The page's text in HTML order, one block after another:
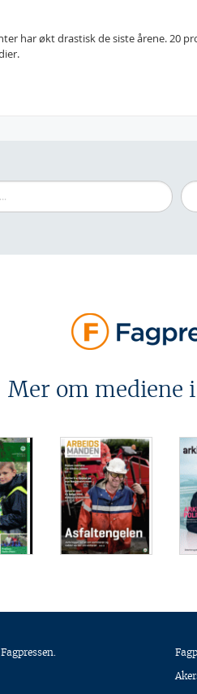
har økt drastisk de siste årene. 20
Mer om mediene